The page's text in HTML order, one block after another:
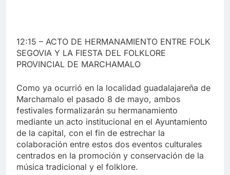
12:15 – ACTO DE HERMANAMIENTO ENTRE FOLK
SEGOVIA Y LA FIESTA DEL FOLKLORE
PROVINCIAL DE MARCHAMALO
Como ya ocurrió en la localidad guadalajareña de
Marchamalo el pasado 8 de mayo, ambos
festivales formalizarán su hermanamiento
mediante un acto institucional en el Ayuntamiento
de la capital, con el fin de estrechar la
colaboración entre estos dos eventos culturales
centrados en la promoción y conservación de la
música tradicional y el folklore.